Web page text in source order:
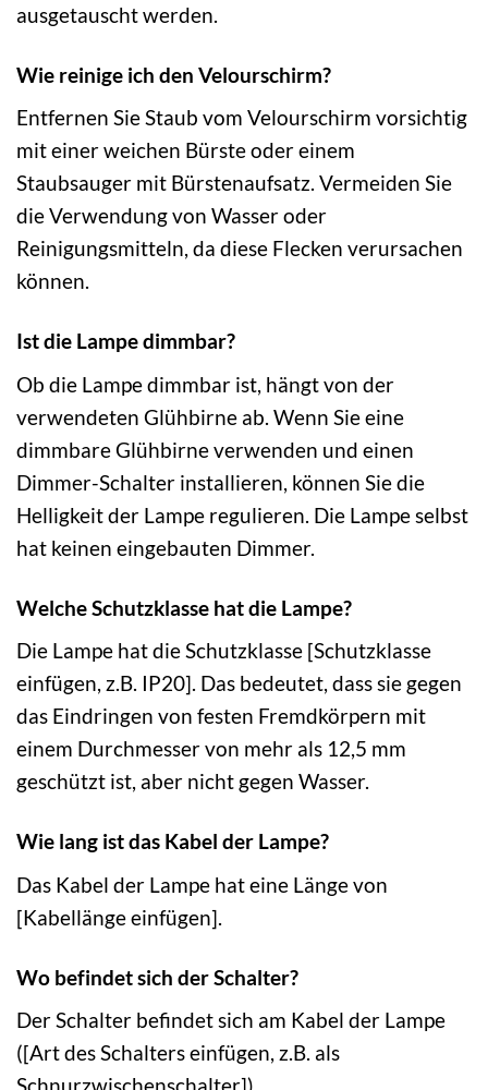
ausgetauscht werden.
Wie reinige ich den Velourschirm?
Entfernen Sie Staub vom Velourschirm vorsichtig
mit einer weichen Bürste oder einem
Staubsauger mit Bürstenaufsatz. Vermeiden Sie
die Verwendung von Wasser oder
Reinigungsmitteln, da diese Flecken verursachen
können.
Ist die Lampe dimmbar?
Ob die Lampe dimmbar ist, hängt von der
verwendeten Glühbirne ab. Wenn Sie eine
dimmbare Glühbirne verwenden und einen
Dimmer-Schalter installieren, können Sie die
Helligkeit der Lampe regulieren. Die Lampe selbst
hat keinen eingebauten Dimmer.
Welche Schutzklasse hat die Lampe?
Die Lampe hat die Schutzklasse [Schutzklasse
einfügen, z.B. IP20]. Das bedeutet, dass sie gegen
das Eindringen von festen Fremdkörpern mit
einem Durchmesser von mehr als 12,5 mm
geschützt ist, aber nicht gegen Wasser.
Wie lang ist das Kabel der Lampe?
Das Kabel der Lampe hat eine Länge von
[Kabellänge einfügen].
Wo befindet sich der Schalter?
Der Schalter befindet sich am Kabel der Lampe
([Art des Schalters einfügen, z.B. als